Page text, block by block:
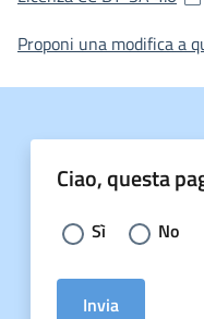
Proponi una modifica a
Ciao, questa
Scegli la
Sì No
Invia